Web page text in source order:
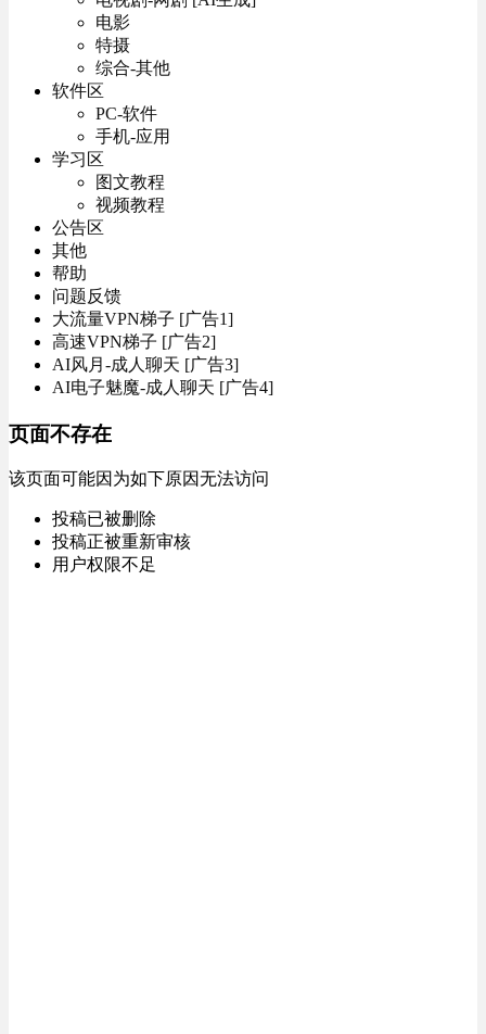
电影
特摄
综合-其他
软件区
PC-软件
手机-应用
学习区
图文教程
视频教程
公告区
其他
帮助
问题反馈
大流量VPN梯子 [广告1]
高速VPN梯子 [广告2]
AI风月-成人聊天 [广告3]
AI电子魅魔-成人聊天 [广告4]
页面不存在
该页面可能因为如下原因无法访问
投稿已被删除
投稿正被重新审核
用户权限不足